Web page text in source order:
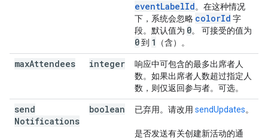
eventLabelId。在这种情况
下，系统会忽略 colorId 字
段。默认值为 0。 可接受的值为
0到 1 （含）。
maxAttendees integer
响应中可包含的最多出席者人
数。如果出席者人数超过指定人
数，则仅返回参与者。可选。
send
Notifications
boolean 已弃用。请改用 sendUpdates。
是否发送有关创建新活动的通